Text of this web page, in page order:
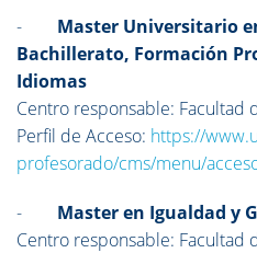
- Master Universitario
Bachillerato, Formación
Idiomas
Centro responsable: Facultad
Perfil de Acceso: https://
profesorado/cms/menu/
- Master en Igualdad y
Centro responsable: Facultad